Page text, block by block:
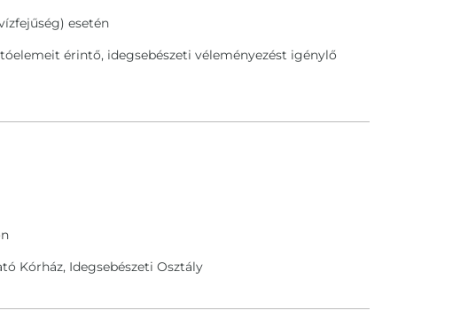
esetén
érintő, idegsebészeti véleményezést igénylő
Kórház, Idegsebészeti Osztály